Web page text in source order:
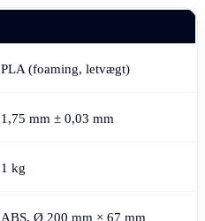
PLA (foaming, letvægt)
1,75 mm ± 0,03 mm
1 kg
ABS, Ø 200 mm × 67 mm